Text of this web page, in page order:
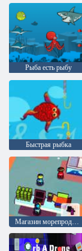
Рыба есть рыбу
Быстрая рыбка
Магазин морепродуктов